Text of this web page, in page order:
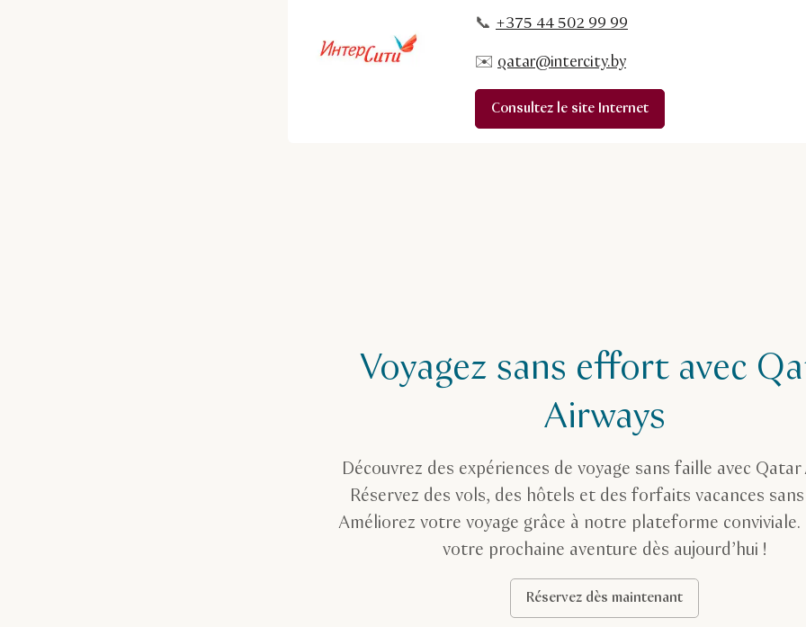
📞 +375 44 502 99 99
✉️ qatar@intercity.by
Consultez le site Internet
Réservez dès maintenant
Voyagez sans effort avec
Airways
Découvrez des expériences de voyage sans faille avec Qatar
Réservez des vols, des hôtels et des forfaits vacances
Améliorez votre voyage grâce à notre plateforme conviviale.
votre prochaine aventure dès aujourd’hui !